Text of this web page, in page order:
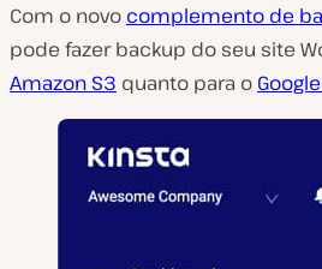
Com o novo complemento de
pode fazer backup do seu site
Amazon S3 quanto para o